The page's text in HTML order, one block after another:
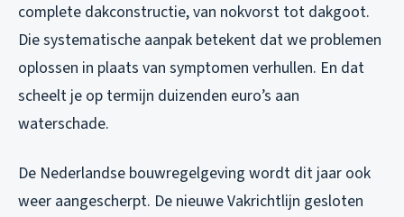
complete dakconstructie, van nokvorst tot dakgoot.
Die systematische aanpak betekent dat we problemen
oplossen in plaats van symptomen verhullen. En dat
scheelt je op termijn duizenden euro’s aan
waterschade.
De Nederlandse bouwregelgeving wordt dit jaar ook
weer aangescherpt. De nieuwe Vakrichtlijn gesloten